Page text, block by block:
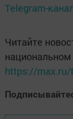
Telegram-
Читайте
https://max.ru/